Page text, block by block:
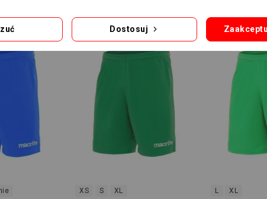
-24,00 ZŁ
XS S XL
-24,00 ZŁ
L XL
Dostosuj